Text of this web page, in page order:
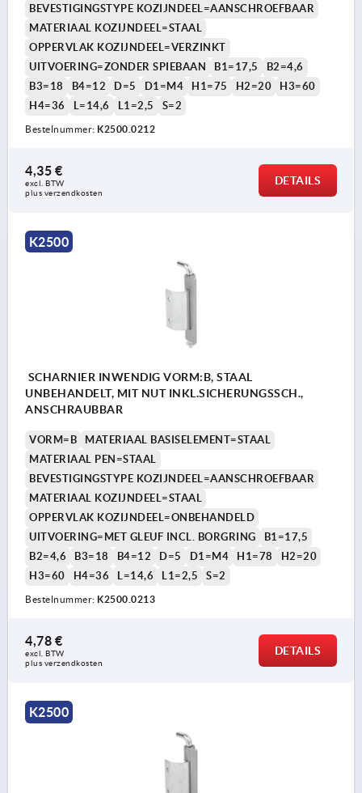
BEVESTIGINGSTYPE KOZIJNDEEL=AANSCHROEFBAAR
MATERIAAL KOZIJNDEEL=STAAL
OPPERVLAK KOZIJNDEEL=VERZINKT
UITVOERING=ZONDER SPIEBAAN
B1=17,5
B2=4,6
B3=18
B4=12 D=5 D1=M4 H1=75 H2=20
H3=60
H4=36
L=14,6 L1=2,5 S=2
Bestelnummer: K2500.0212
4,35 €
excl. BTW
plus verzendkosten
DETAILS
K2500
SCHARNIER INWENDIG VORM:B, STAAL
UNBEHANDELT, MIT NUT INKL.SICHERUNGSSCH.,
ANSCHRAUBBAR
VORM=B
MATERIAAL BASISELEMENT=STAAL
MATERIAAL PEN=STAAL
BEVESTIGINGSTYPE KOZIJNDEEL=AANSCHROEFBAAR
MATERIAAL KOZIJNDEEL=STAAL
OPPERVLAK KOZIJNDEEL=ONBEHANDELD
UITVOERING=MET GLEUF INCL. BORGRING
B1=17,5
B2=4,6
B3=18 B4=12 D=5 D1=M4 H1=78
H2=20
H3=60
H4=36 L=14,6 L1=2,5 S=2
Bestelnummer: K2500.0213
4,78 €
excl. BTW
plus verzendkosten
DETAILS
K2500